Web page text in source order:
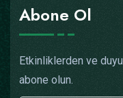
Abone Ol
Etkinliklerden ve
abone olun.